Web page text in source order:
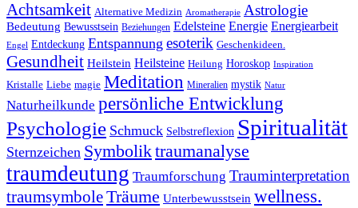
Achtsamkeit Alternative Medizin Aromatherapie Astrologie
Bedeutung Bewusstsein Beziehungen Edelsteine Energie Energiearbeit
Engel Entdeckung Entspannung esoterik Geschenkideen.
Gesundheit Heilstein Heilsteine Heilung Horoskop Inspiration
Kristalle Liebe magie Meditation Mineralien mystik Natur
Naturheilkunde persönliche Entwicklung
Psychologie Schmuck Selbstreflexion Spiritualität
Sternzeichen Symboliktraumanalyse
traumdeutung Traumforschung Trauminterpretation
traumsymboleTräume Unterbewusstsein wellness.